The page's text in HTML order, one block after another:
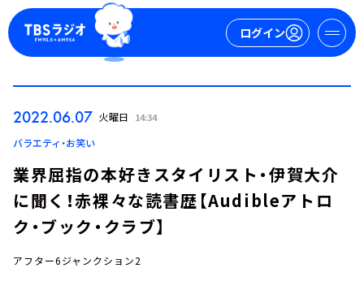
ログイン
ログイン
2022.06.07 火曜日 14:34
バラエティ・お笑い
業界屈指の本好きスタイリスト・伊賀大介
に聞く！赤裸々な読書歴【Audibleアトロ
ク・ブック・クラブ】
アフター6ジャンクション2